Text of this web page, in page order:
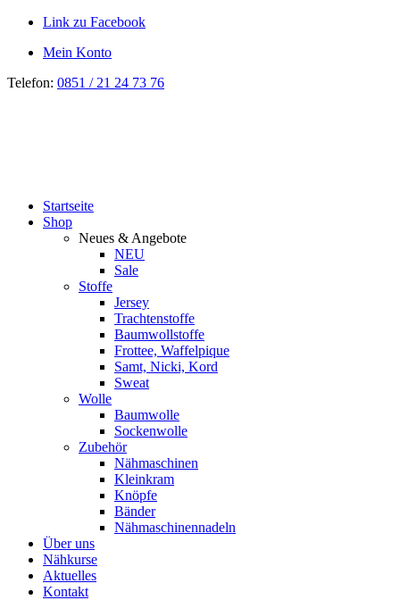
Link zu Facebook
Mein Konto
Telefon: 0851 / 21 24 73 76
Startseite
Shop
Neues & Angebote
NEU
Sale
Stoffe
Jersey
Trachtenstoffe
Baumwollstoffe
Frottee, Waffelpique
Samt, Nicki, Kord
Sweat
Wolle
Baumwolle
Sockenwolle
Zubehör
Nähmaschinen
Kleinkram
Knöpfe
Bänder
Nähmaschinennadeln
Über uns
Nähkurse
Aktuelles
Kontakt